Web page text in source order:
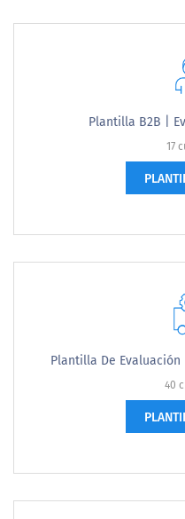
Plantilla B2B |
17
Plantilla De Evaluación
40